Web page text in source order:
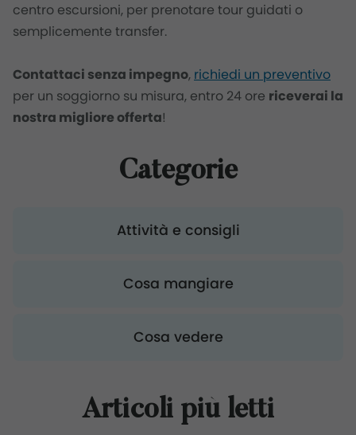
centro escursioni, per prenotare tour guidati o
semplicemente transfer.
Contattaci senza impegno, richiedi un preventivo
per un soggiorno su misura, entro 24 ore riceverai la
nostra migliore offerta!
Categorie
Attività e consigli
Cosa mangiare
Cosa vedere
Articoli più letti